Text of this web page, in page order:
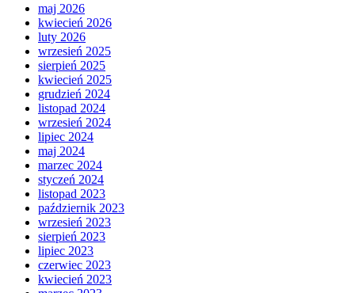
maj 2026
kwiecień 2026
luty 2026
wrzesień 2025
sierpień 2025
kwiecień 2025
grudzień 2024
listopad 2024
wrzesień 2024
lipiec 2024
maj 2024
marzec 2024
styczeń 2024
listopad 2023
październik 2023
wrzesień 2023
sierpień 2023
lipiec 2023
czerwiec 2023
kwiecień 2023